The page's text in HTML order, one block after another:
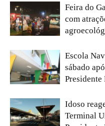
Feira do
com
Escola
sábado
Presidente
Idoso
Terminal